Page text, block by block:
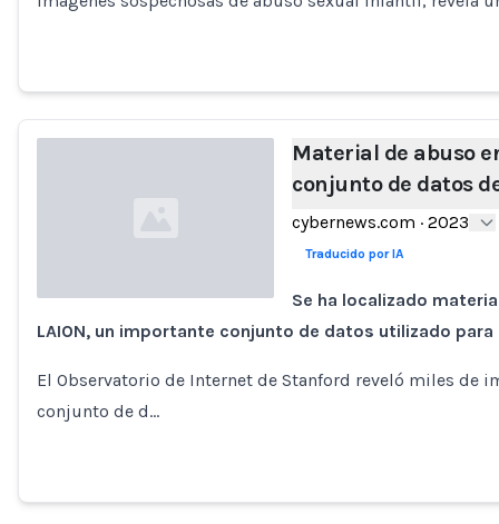
Loading...
Material de abuso
conjunto de datos
cybernews.com · 2023
Traducido por IA
Se ha localizado
LAION, un importante conjunto de datos utilizado para
El Observatorio de Internet de Stanford reveló miles de
conjunto de d…